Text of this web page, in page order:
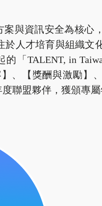
與資訊安全為核心
人才培育與組織文
「TALENT, in
【獎酬與激勵】、
聯盟夥伴，獲頒專屬